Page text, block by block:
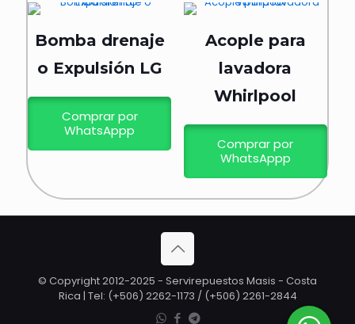
Bomba drenaje
o Expulsión LG
Comprar por
WhatsAppp
Acople para
lavadora
Whirlpool
Comprar por
WhatsAppp
© Copyright 2012-2025 - Servirepuestos Masis - Costa
Rica | Tel: (+506) 2262-1173 / (+506) 2261-2844